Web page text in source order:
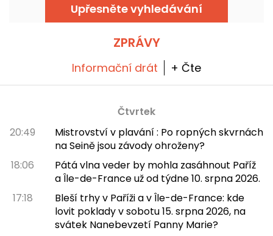
Upřesněte vyhledávání
ZPRÁVY
Informační drát + Čte
Čtvrtek
20:49
Mistrovství v plavání : Po ropných skvrnách
na Seině jsou závody ohroženy?
18:06
Pátá vlna veder by mohla zasáhnout Paříž
a Île-de-France už od týdne 10. srpna 2026.
17:18
Bleší trhy v Paříži a v Île-de-France: kde
lovit poklady v sobotu 15. srpna 2026, na
svátek Nanebevzetí Panny Marie?